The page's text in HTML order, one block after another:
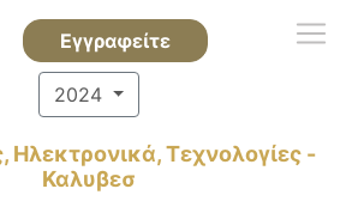
Εγγραφείτε
2024
Ηλεκτρονικά, Τεχνολογίες -
Καλυβεσ